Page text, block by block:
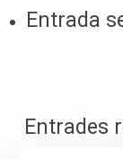
Entrada
Entrades